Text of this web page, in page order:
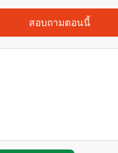
สอบถามตอนนี้